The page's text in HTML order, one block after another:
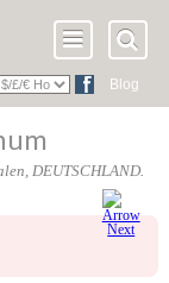
Blog
,DEUTSCHLAND.